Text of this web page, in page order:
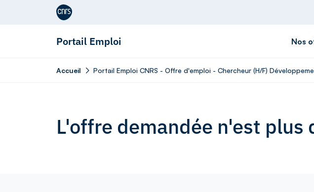
Aller au contenu
Portail Emploi Nos
Accueil Portail Emploi CNRS - Offre d'emploi - Chercheur (H/F)
L'offre demandée n'est plus